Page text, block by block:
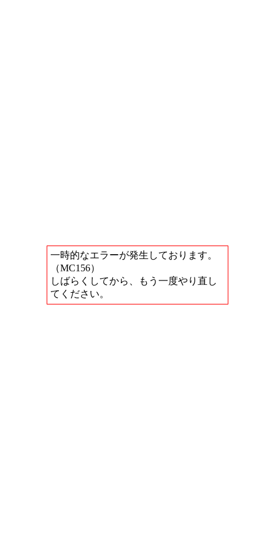
一時的なエラーが発生しております。
（MC156）
しばらくしてから、もう一度やり直し
てください。